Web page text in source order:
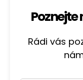
Rádi vás